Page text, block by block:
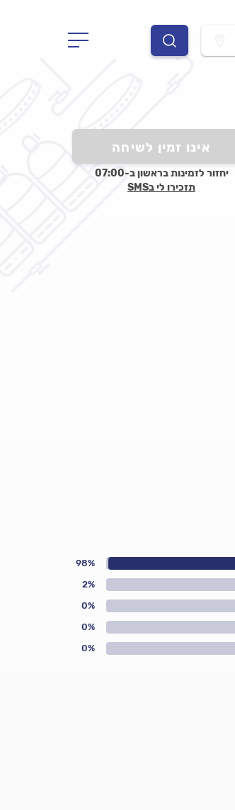
אינו זמין לשיחה
יחזור לזמינות בראשון ב-07:00
תזכירו לי בSMS
0%
0%
0%
2%
98%